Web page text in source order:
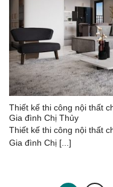
Thiết kế thi công nội thất
Gia đình Chị Thủy
Thiết kế thi công nội thất
Gia đình Chị [...]